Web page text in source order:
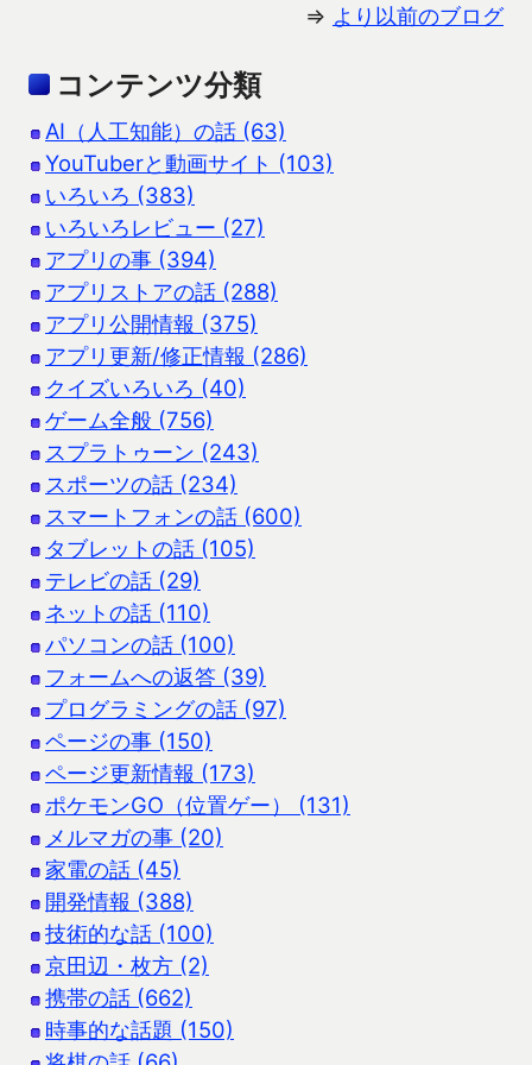
⇒ より以前のブログ
コンテンツ分類
AI（人工知能）の話 (63)
YouTuberと動画サイト (103)
いろいろ (383)
いろいろレビュー (27)
アプリの事 (394)
アプリストアの話 (288)
アプリ公開情報 (375)
アプリ更新/修正情報 (286)
クイズいろいろ (40)
ゲーム全般 (756)
スプラトゥーン (243)
スポーツの話 (234)
スマートフォンの話 (600)
タブレットの話 (105)
テレビの話 (29)
ネットの話 (110)
パソコンの話 (100)
フォームへの返答 (39)
プログラミングの話 (97)
ページの事 (150)
ページ更新情報 (173)
ポケモンGO（位置ゲー） (131)
メルマガの事 (20)
家電の話 (45)
開発情報 (388)
技術的な話 (100)
京田辺・枚方 (2)
携帯の話 (662)
時事的な話題 (150)